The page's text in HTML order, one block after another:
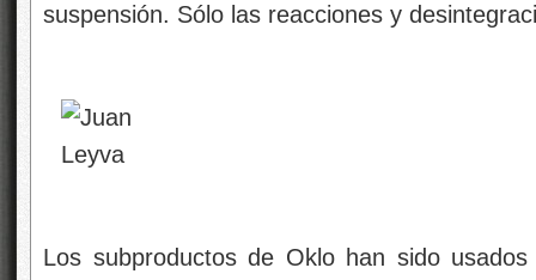
suspensión. Sólo las reacciones y
Los subproductos de Oklo han sido